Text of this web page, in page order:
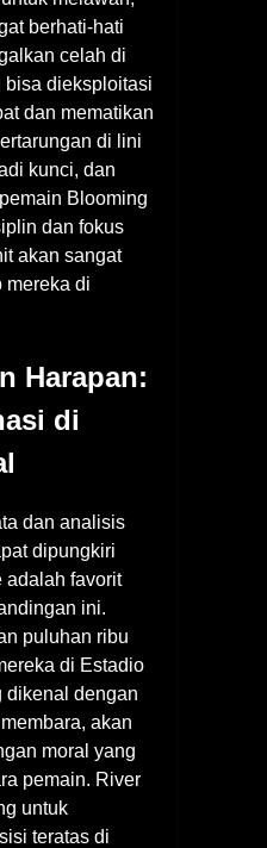
berhati-hati
celah di
bisa dieksploitasi
dan mematikan
di lini
kunci, dan
Blooming
dan fokus
akan sangat
mereka di
Harapan:
di
dan analisis
dipungkiri
adalah favorit
ini.
puluhan ribu
di Estadio
dikenal dengan
akan
moral yang
pemain. River
untuk
teratas di